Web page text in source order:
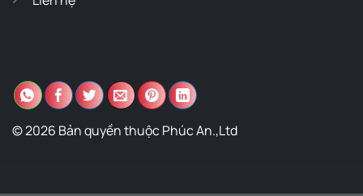
© 2026 Bản quyền thuộc Phúc An.,Ltd